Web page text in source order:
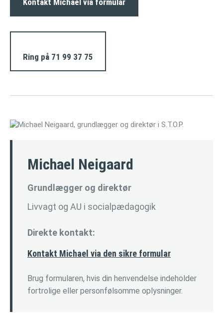
Kontakt Michael via formular
Ring på 71 99 37 75
Michael Neigaard
Grundlægger og direktør
Livvagt og AU i socialpædagogik
Direkte kontakt:
Kontakt Michael via den sikre formular
Brug formularen, hvis din henvendelse indeholder
fortrolige eller personfølsomme oplysninger.